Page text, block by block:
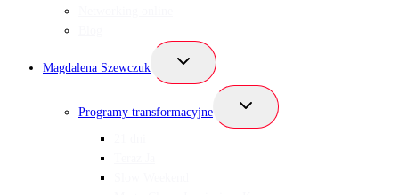
Magdalena Szewczuk
Przełącz
podrzędne
Programy transformacyjne
Przełącz
podrzędne